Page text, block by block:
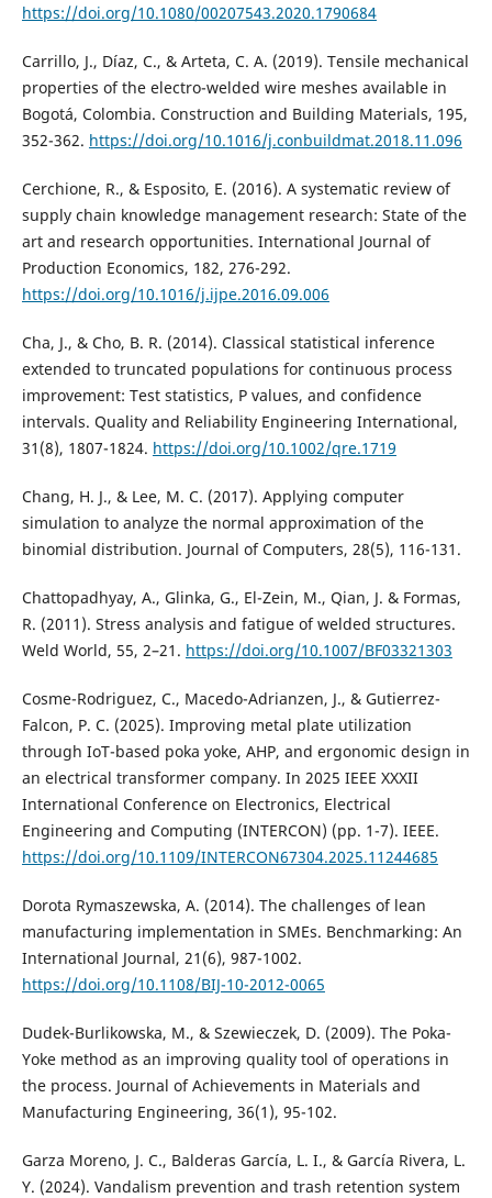
https://doi.org/10.1080/00207543.2020.1790684
Carrillo, J., Díaz, C., & Arteta, C. A. (2019). Tensile mechanical
properties of the electro-welded wire meshes available in
Bogotá, Colombia. Construction and Building Materials, 195,
352-362. https://doi.org/10.1016/j.conbuildmat.2018.11.096
Cerchione, R., & Esposito, E. (2016). A systematic review of
supply chain knowledge management research: State of the
art and research opportunities. International Journal of
Production Economics, 182, 276-292.
https://doi.org/10.1016/j.ijpe.2016.09.006
Cha, J., & Cho, B. R. (2014). Classical statistical inference
extended to truncated populations for continuous process
improvement: Test statistics, P values, and confidence
intervals. Quality and Reliability Engineering International,
31(8), 1807-1824. https://doi.org/10.1002/qre.1719
Chang, H. J., & Lee, M. C. (2017). Applying computer
simulation to analyze the normal approximation of the
binomial distribution. Journal of Computers, 28(5), 116-131.
Chattopadhyay, A., Glinka, G., El-Zein, M., Qian, J. & Formas,
R. (2011). Stress analysis and fatigue of welded structures.
Weld World, 55, 2–21. https://doi.org/10.1007/BF03321303
Cosme-Rodriguez, C., Macedo-Adrianzen, J., & Gutierrez-
Falcon, P. C. (2025). Improving metal plate utilization
through IoT-based poka yoke, AHP, and ergonomic design in
an electrical transformer company. In 2025 IEEE XXXII
International Conference on Electronics, Electrical
Engineering and Computing (INTERCON) (pp. 1-7). IEEE.
https://doi.org/10.1109/INTERCON67304.2025.11244685
Dorota Rymaszewska, A. (2014). The challenges of lean
manufacturing implementation in SMEs. Benchmarking: An
International Journal, 21(6), 987-1002.
https://doi.org/10.1108/BIJ-10-2012-0065
Dudek-Burlikowska, M., & Szewieczek, D. (2009). The Poka-
Yoke method as an improving quality tool of operations in
the process. Journal of Achievements in Materials and
Manufacturing Engineering, 36(1), 95-102.
Garza Moreno, J. C., Balderas García, L. I., & García Rivera, L.
Y. (2024). Vandalism prevention and trash retention system